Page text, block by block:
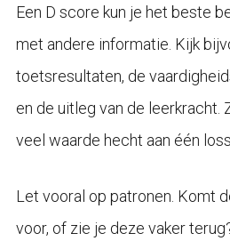
Een D score kun je het beste
met andere informatie. Kijk
toetsresultaten, de
en de uitleg van de leerkracht.
veel waarde hecht aan één
Let vooral op patronen. Komt
voor, of zie je deze vaker